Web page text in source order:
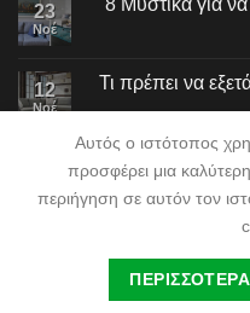
23
Νοέ
12
Νοέ
Τι πρέπει να
NeoSpiti Tsakiridis
Αυτός ο ιστότοπος
προσφέρει μια
περιήγηση σε αυτόν τον
ΠΕΡΙΣΣΟΤΕΡΑ